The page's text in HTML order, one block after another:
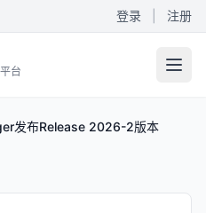
登录 注册
台
发布Release 2026-2版本